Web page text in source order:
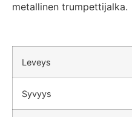
metallinen trumpettijalka.
Leveys
Syvyys